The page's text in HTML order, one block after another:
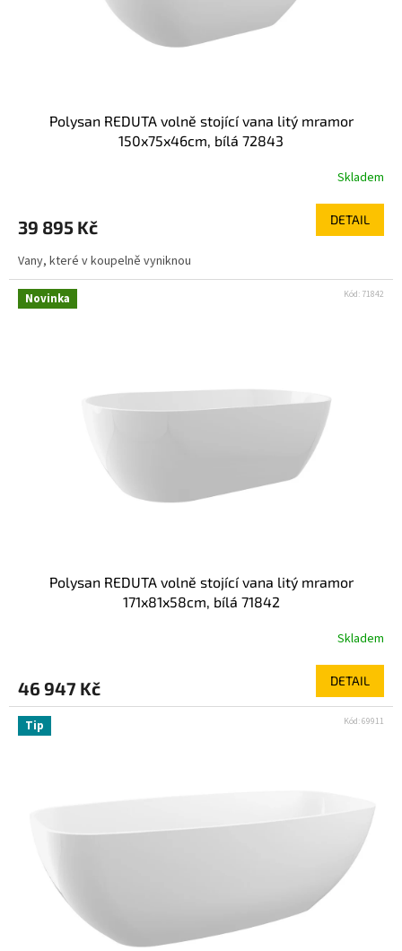
Polysan REDUTA volně stojící vana litý mramor
150x75x46cm, bílá 72843
Skladem
39 895 Kč DETAIL
Vany, které v koupelně vyniknou
Novinka
Polysan REDUTA volně stojící vana litý mramor
171x81x58cm, bílá 71842
Skladem
46 947 Kč DETAIL
Kód: 71842
Tip Kód:69911